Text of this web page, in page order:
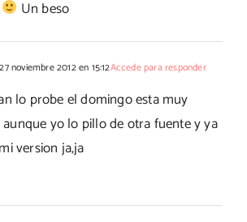
Un beso
27 noviembre 2012 en 15:12Accede para responder
lo probe el domingo esta muy
yo lo pillo de otra fuente y ya
version ja,ja